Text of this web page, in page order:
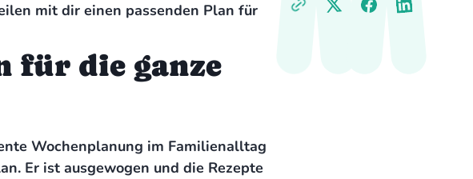
mit dir einen passenden Plan für
für die ganze
Wochenplanung im Familienalltag
Er ist ausgewogen und die Rezepte